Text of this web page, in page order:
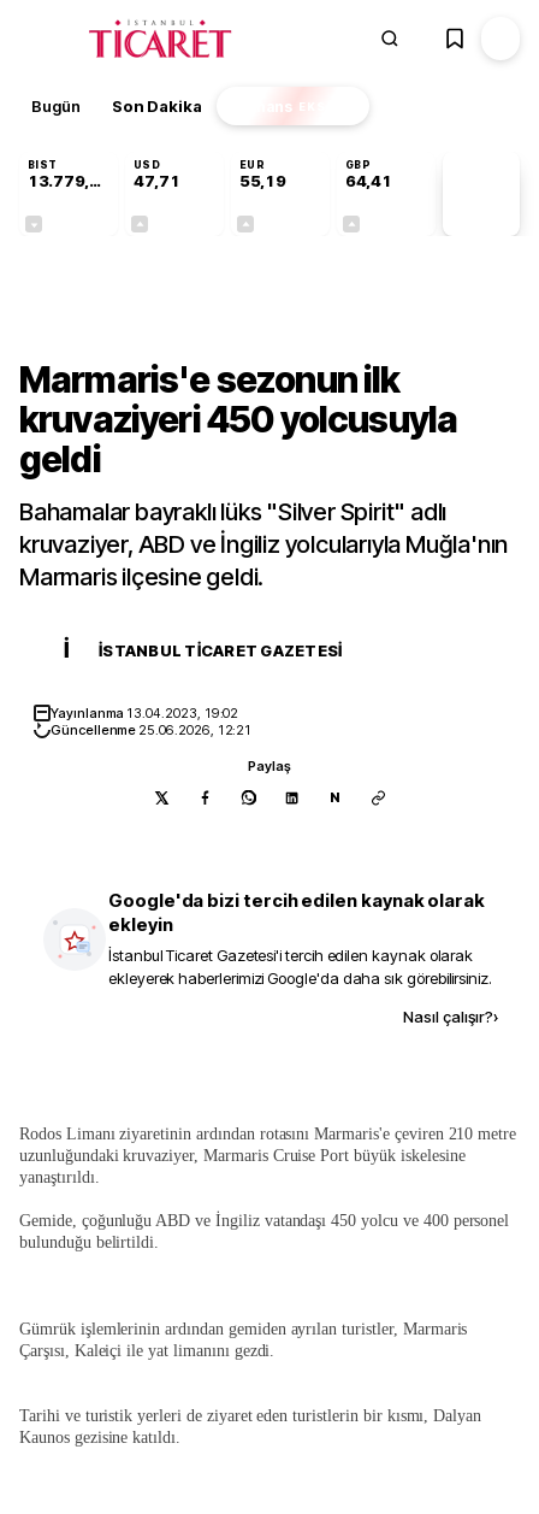
Bugün Son Dakika Finans EKSTRA
BIST
13.779,39
USD
47,71
EUR
55,19
GBP
64,41
Marmaris'e sezonun ilk
kruvaziyeri 450 yolcusuyla
geldi
Bahamalar bayraklı lüks "Silver Spirit" adlı
kruvaziyer, ABD ve İngiliz yolcularıyla Muğla'nın
Marmaris ilçesine geldi.
İ İSTANBUL TICARET GAZETESI
Yayınlanma 13.04.2023, 19:02
Güncellenme 25.06.2026, 12:21
Paylaş
N
Google'da bizi tercih edilen kaynak olarak
ekleyin
İstanbul Ticaret Gazetesi'i tercih edilen kaynak olarak
ekleyerek haberlerimizi Google'da daha sık görebilirsiniz.
Nasıl çalışır?›
Rodos Limanı ziyaretinin ardından rotasını Marmaris'e çeviren 210 metre
uzunluğundaki kruvaziyer, Marmaris Cruise Port büyük iskelesine
yanaştırıldı.
Gemide, çoğunluğu ABD ve İngiliz vatandaşı 450 yolcu ve 400 personel
bulunduğu belirtildi.
Gümrük işlemlerinin ardından gemiden ayrılan turistler, Marmaris
Çarşısı, Kaleiçi ile yat limanını gezdi.
Tarihi ve turistik yerleri de ziyaret eden turistlerin bir kısmı, Dalyan
Kaunos gezisine katıldı.